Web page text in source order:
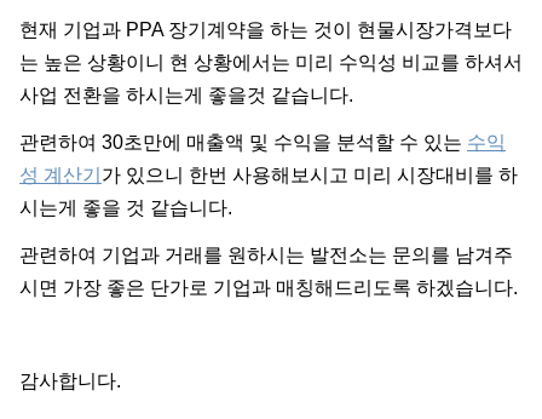
현재 기업과 PPA 장기계약을 하는 것이 현물시장가격보다
는 높은 상황이니 현 상황에서는 미리 수익성 비교를 하셔서
사업 전환을 하시는게 좋을것 같습니다.
관련하여 30초만에 매출액 및 수익을 분석할 수 있는 수익
성 계산기 가 있으니 한번 사용해보시고 미리 시장대비를 하
시는게 좋을 것 같습니다.
관련하여 기업과 거래를 원하시는 발전소는 문의를 남겨주
시면 가장 좋은 단가로 기업과 매칭해드리도록 하겠습니다.
감사합니다.